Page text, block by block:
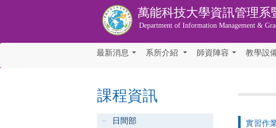
萬能科技大學資訊管理系
Department of Information Management &
最新消息 系所介紹 師資陣容 教學設
課程資訊
日間部 實習作